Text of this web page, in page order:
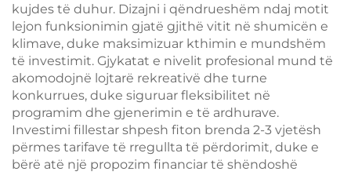
kujdes të duhur. Dizajni i qëndrueshëm ndaj motit
lejon funksionimin gjatë gjithë vitit në shumicën e
klimave, duke maksimizuar kthimin e mundshëm
të investimit. Gjykatat e nivelit profesional mund të
akomodojnë lojtarë rekreativë dhe turne
konkurrues, duke siguruar fleksibilitet në
programim dhe gjenerimin e të ardhurave.
Investimi fillestar shpesh fiton brenda 2-3 vjetësh
përmes tarifave të rregullta të përdorimit, duke e
bërë atë një propozim financiar të shëndoshë